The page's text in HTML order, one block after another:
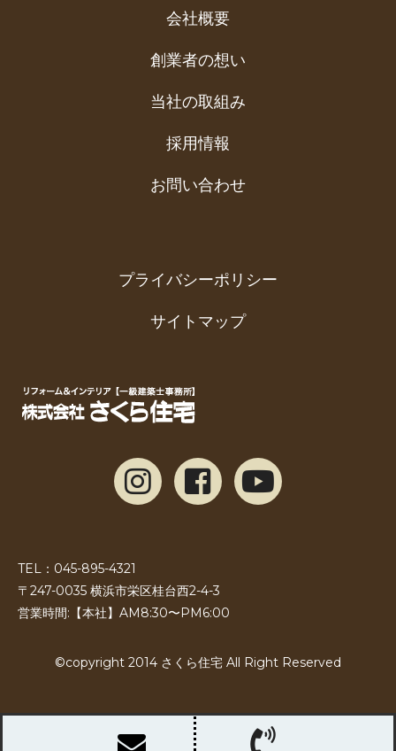
会社概要
創業者の想い
当社の取組み
採用情報
お問い合わせ
プライバシーポリシー
サイトマップ
TEL：045-895-4321
〒247-0035 横浜市栄区桂台西2-4-3
営業時間:【本社】AM8:30〜PM6:00
©copyright 2014 さくら住宅 All Right Reserved